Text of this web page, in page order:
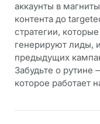
аккаунты в
контента до
стратегии,
генерируют лиды,
предыдущих
Забудьте о
которое работает